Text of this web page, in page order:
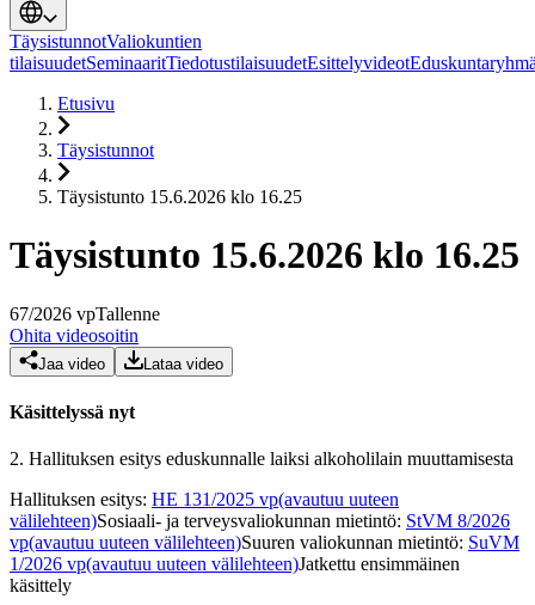
TäysistunnotValiokuntien
tilaisuudetSeminaaritTiedotustilaisuudetEsittelyvideot
Etusivu
Täysistunnot
Täysistunto 15.6.2026 klo 16.25
Täysistunto 15.6.2026 klo 16.25
67/2026 vpTallenne
Ohita videosoitin
Jaa video Lataa video
Käsittelyssä nyt
2. Hallituksen esitys eduskunnalle laiksi alkoholilain muuttamisesta
Hallituksen esitys: HE 131/2025 vp(avautuu uuteen
välilehteen)Sosiaali- ja terveysvaliokunnan mietintö: StVM 8/2026
vp(avautuu uuteen välilehteen)Suuren valiokunnan mietintö: SuVM
1/2026 vp(avautuu uuteen välilehteen)Jatkettu ensimmäinen
käsittely